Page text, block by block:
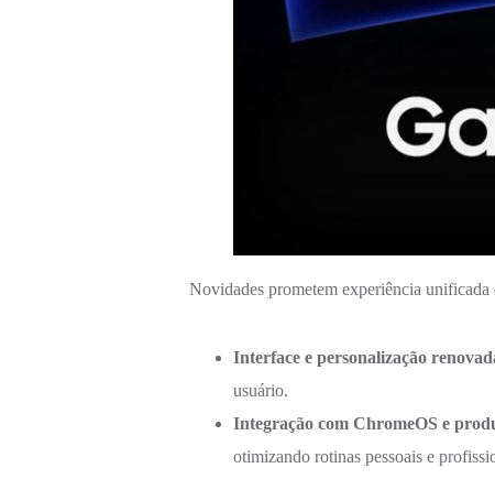
Novidades prometem experiência
Interface e personalização
usuário.
Integração com ChromeOS e
otimizando rotinas pessoais e